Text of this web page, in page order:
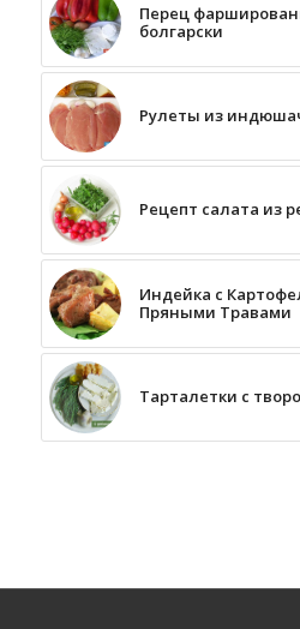
Перец
болгарски
Рулеты из
Рецепт салата из
Индейка с
Пряными Травами
Тарталетки с